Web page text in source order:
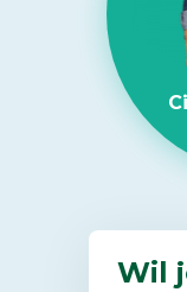
Wil